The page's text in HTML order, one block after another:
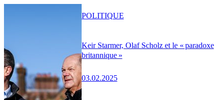
Keir Starmer, Olaf Scholz et le « paradoxe
britannique »
03.02.2025
POLITIQUE